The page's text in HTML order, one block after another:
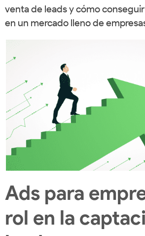
venta de leads y cómo
en un mercado lleno de
Ads para
rol en la